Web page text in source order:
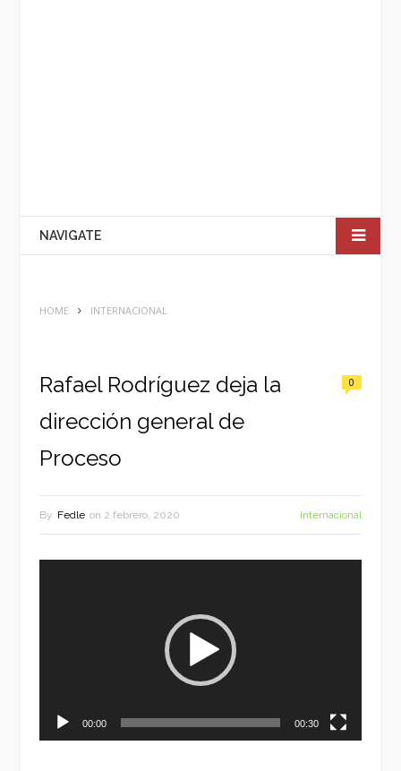
NAVIGATE
HOME INTERNACIONAL
Rafael Rodríguez deja la
dirección general de
Proceso
0
By Fedle on 2 febrero, 2020 Internacional
00:00 00:30